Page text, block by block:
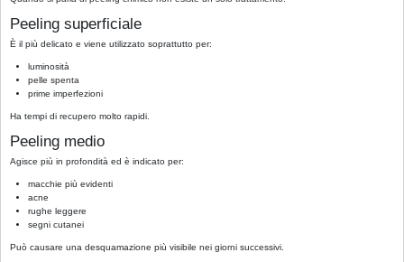
Peeling superficiale
È il più delicato e viene utilizzato soprattutto per:
luminosità
pelle spenta
prime imperfezioni
Ha tempi di recupero molto rapidi.
Peeling medio
Agisce più in profondità ed è indicato per:
macchie più evidenti
acne
rughe leggere
segni cutanei
Può causare una desquamazione più visibile nei giorni successivi.